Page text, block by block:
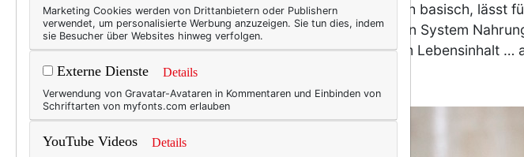
Gewichte gestemmt. Man ernährt sich basisch, lässt
und nimmt nach einem ausgeklügelten System
sollen. Anti-Aging wird geradezu zum Lebensinhalt …
Marketing Cookies werden von Drittanbietern oder Publishern
verwendet, um personalisierte Werbung anzuzeigen. Sie tun dies, indem
sie Besucher über Websites hinweg verfolgen.
Externe Dienste Details
Verwendung von Gravatar-Avataren in Kommentaren und Einbinden von
Schriftarten von myfonts.com erlauben
YouTube Videos Details